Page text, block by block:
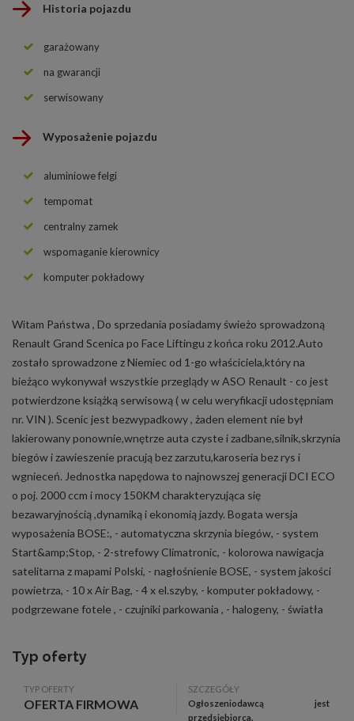
Historia pojazdu
garażowany
na gwarancji
serwisowany
Wyposażenie pojazdu
aluminiowe felgi
tempomat
centralny zamek
wspomaganie kierownicy
komputer pokładowy
Witam Państwa , Do sprzedania posiadamy świeżo sprowadzoną
Renault Grand Scenica po Face Liftingu z końca roku 2012.Auto
zostało sprowadzone z Niemiec od 1-go właściciela,który na
bieżąco wykonywał wszystkie przeglądy w ASO Renault - co jest
potwierdzone książką serwisową ( w celu weryfikacji udostępniam
nr. VIN ). Scenic jest bezwypadkowy , żaden element nie był
lakierowany ponownie,wnętrze auta czyste i zadbane,silnik,skrzynia
biegów i zawieszenie pracują bez zarzutu,karoseria bez rys i
wgnieceń. Jednostka napędowa to najnowszej generacji DCI ECO
o poj. 2000 ccm i mocy 150KM charakteryzująca się
bezawaryjnością ,dynamiką i ekonomią jazdy. Bogata wersja
wyposażenia BOSE:, - automatyczna skrzynia biegów, - system
Start&amp;Stop, - 2-strefowy Climatronic, - kolorowa nawigacja
satelitarna z mapami Polski, - nagłośnienie BOSE, - system jakości
powietrza, - 10 x Air Bag, - 4 x el.szyby, - komputer pokładowy, -
podgrzewane fotele , - czujniki parkowania , - halogeny, - światła
Typ oferty
TYP OFERTY
OFERTA FIRMOWA
SZCZEGÓŁY
Ogłoszeniodawcą jest
przedsiębiorca.